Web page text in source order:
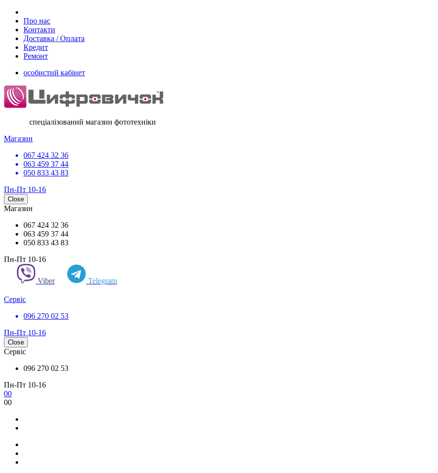
Про нас
Контакти
Доставка / Оплата
Кредит
Ремонт
особистий кабінет
спеціалізований магазин фототехніки
Магазин
067 424 32 36
063 459 37 44
050 833 43 83
Пн-Пт 10-16
Close
Магазин
067 424 32 36
063 459 37 44
050 833 43 83
Пн-Пт 10-16
Viber Telegram
Сервіс
096 270 02 53
Пн-Пт 10-16
Close
Сервіс
096 270 02 53
Пн-Пт 10-16
00
00